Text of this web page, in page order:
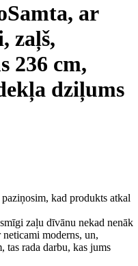
Samta, ar
zaļš,
236 cm,
dziļums
kad produkts atkal
zaļu dīvānu nekad nenāk
moderns, un,
tas rada darbu, kas jums